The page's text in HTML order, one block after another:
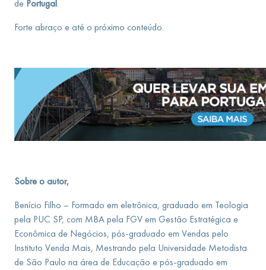
de Portugal.
Forte abraço e até o próximo conteúdo.
Sobre o autor,
Benício Filho – Formado em eletrônica, graduado em Teologia
pela PUC SP, com MBA pela FGV em Gestão Estratégica e
Econômica de Negócios, pós-graduado em Vendas pelo
Instituto Venda Mais, Mestrando pela Universidade Metodista
de São Paulo na área de Educação e pós-graduado em